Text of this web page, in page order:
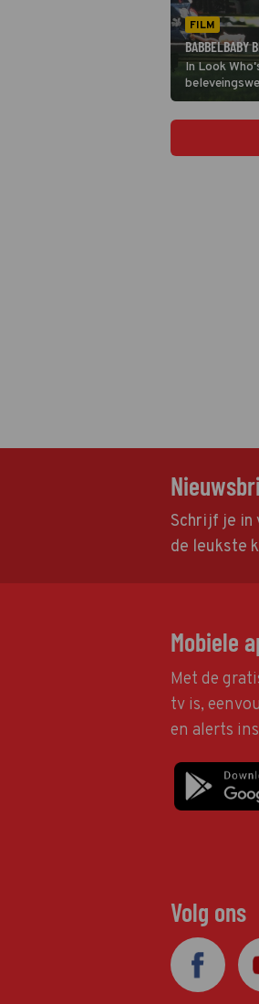
FILM
BABBELBABY
In Look
Schrijf je in
de leukste
Mobiele
Met de
tv is,
en alerts
Volg ons